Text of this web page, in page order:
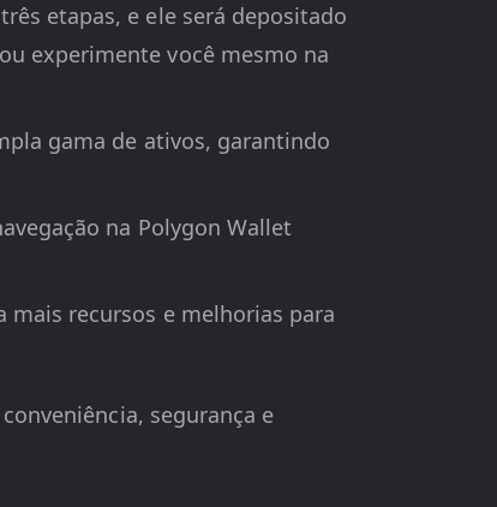
etapas, e ele será depositado
ou experimente você mesmo na
gama de ativos, garantindo
na Polygon Wallet
mais recursos e melhorias para
segurança e